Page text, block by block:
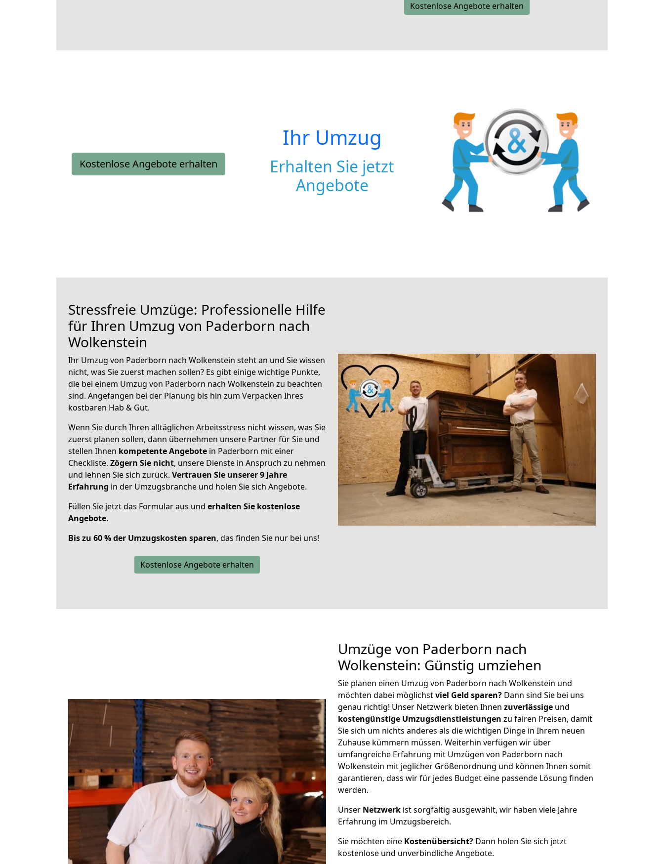
Kostenlose Angebote erhalten
Kostenlose Angebote erhalten
Ihr Umzug
Erhalten Sie jetzt
Angebote
Stressfreie Umzüge: Professionelle Hilfe
für Ihren Umzug von Paderborn nach
Wolkenstein
Ihr Umzug von Paderborn nach Wolkenstein steht an und Sie wissen
nicht, was Sie zuerst machen sollen? Es gibt einige wichtige Punkte,
die bei einem Umzug von Paderborn nach Wolkenstein zu beachten
sind. Angefangen bei der Planung bis hin zum Verpacken Ihres
kostbaren Hab & Gut.
Wenn Sie durch Ihren alltäglichen Arbeitsstress nicht wissen, was Sie
zuerst planen sollen, dann übernehmen unsere Partner für Sie und
stellen Ihnen kompetente Angebote in Paderborn mit einer
Checkliste. Zögern Sie nicht, unsere Dienste in Anspruch zu nehmen
und lehnen Sie sich zurück. Vertrauen Sie unserer 9 Jahre
Erfahrung in der Umzugsbranche und holen Sie sich Angebote.
Füllen Sie jetzt das Formular aus und erhalten Sie kostenlose
Angebote.
Bis zu 60 % der Umzugskosten sparen, das finden Sie nur bei uns!
Kostenlose Angebote erhalten
Umzüge von Paderborn nach
Wolkenstein: Günstig umziehen
Sie planen einen Umzug von Paderborn nach Wolkenstein und
möchten dabei möglichstviel Geld sparen? Dann sind Sie bei uns
genau richtig! Unser Netzwerk bieten Ihnen zuverlässige und
kostengünstige Umzugsdienstleistungen zu fairen Preisen, damit
Sie sich um nichts anderes als die wichtigen Dinge in Ihrem neuen
Zuhause kümmern müssen. Weiterhin verfügen wir über
umfangreiche Erfahrung mit Umzügen von Paderborn nach
Wolkenstein mit jeglicher Größenordnung und können Ihnen somit
garantieren, dass wir für jedes Budget eine passende Lösung finden
werden.
Unser Netzwerk ist sorgfältig ausgewählt, wir haben viele Jahre
Erfahrung im Umzugsbereich.
Sie möchten eine Kostenübersicht? Dann holen Sie sich jetzt
kostenlose und unverbindliche Angebote.